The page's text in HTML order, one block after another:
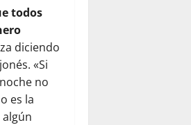
todos
diciendo
«Si
no
es la